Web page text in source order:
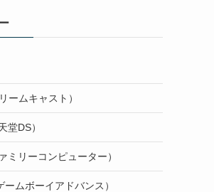
ームキャスト）
堂DS）
ミリーコンピューター）
ームボーイアドバンス）